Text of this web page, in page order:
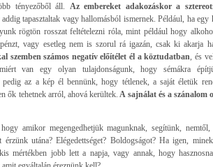
tényezőből áll. Az embereket adakozáskor a
tapasztaltak vagy hallomásból ismernek. Például, ha egy
rögtön rosszat feltételezni róla, mint például hogy
vagy esetleg nem is szorul rá igazán, csak ki akarja
szemben számos negatív előítélet él a köztudatban , és
van egy olyan tulajdonságunk, hogy sémákra
pedig az a kép él bennünk, hogy tétlenek, a saját életük
ők tehetnek arról, ahová kerültek. A sajnálat és a szánalom
amikor megengedhetjük magunknak, segítünk, nemtől,
utána? Elégedettséget? Boldogságot? Ha igen,
mértékben jobb lett a napja, vagy annak, hogy